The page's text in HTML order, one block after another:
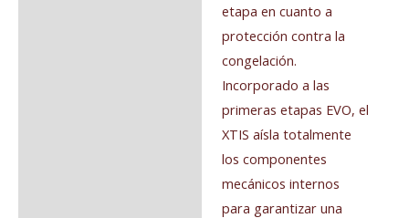
etapa en cuanto a
protección contra la
congelación.
Incorporado a las
primeras etapas EVO, el
XTIS aísla totalmente
los componentes
mecánicos internos
para garantizar una